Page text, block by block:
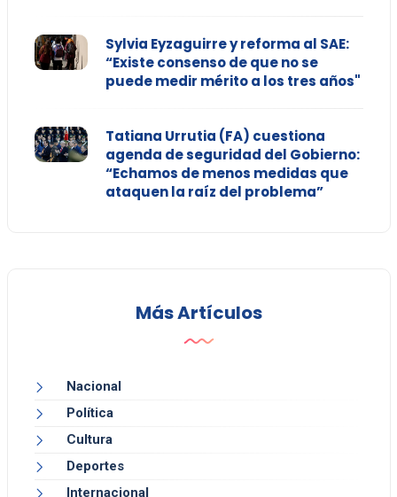
Sylvia Eyzaguirre y reforma al SAE:
“Existe consenso de que no se
puede medir mérito a los tres años"
Tatiana Urrutia (FA) cuestiona
agenda de seguridad del Gobierno:
“Echamos de menos medidas que
ataquen la raíz del problema”
Más Artículos
Nacional
Política
Cultura
Deportes
Internacional